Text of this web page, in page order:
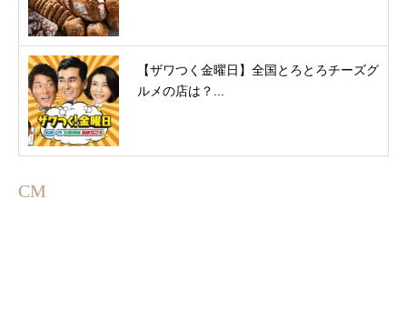
【ザワつく金曜日】全国とろとろチーズグ
ルメの店は？...
CM